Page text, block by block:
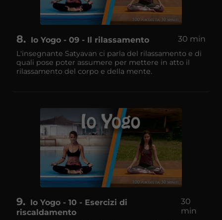
8 Io Yogo - 09 - Il rilassamento 30 min
L'insegnante Satyavan ci parla del rilassamento e di
quali pose poter assumere per mettere in atto il
rilassamento del corpo e della mente.
9
Io Yogo - 10 - Esercizi di
riscaldamento
30
min